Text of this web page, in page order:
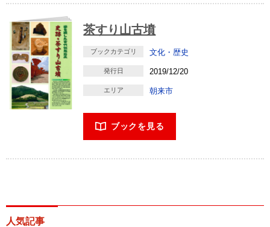
茶すり山古墳
ブックカテゴリ 文化・歴史
発行日 2019/12/20
エリア 朝来市
ブックを見る
人気記事